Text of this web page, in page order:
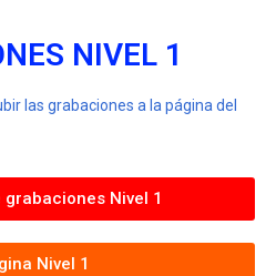
NIVEL 1
las grabaciones a la página del
Nivel 1
Nivel 1